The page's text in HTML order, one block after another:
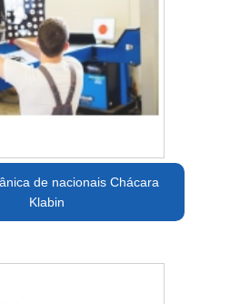
de nacionais Chácara
Klabin